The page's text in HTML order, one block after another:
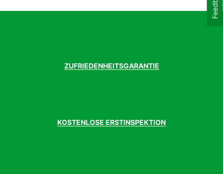
ZUFRIEDENHEITSGARANTIE
KOSTENLOSE ERSTINSPEKTION